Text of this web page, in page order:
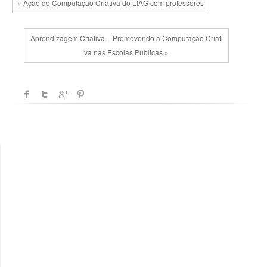
« Ação de Computação Criativa do LIAG com professores
Aprendizagem Criativa – Promovendo a Computação Criati
va nas Escolas Públicas »